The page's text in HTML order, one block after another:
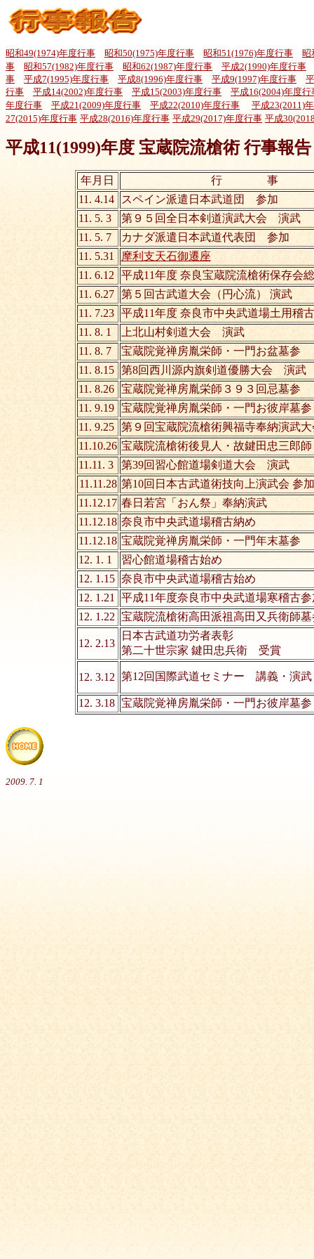
昭和49(1974)年度行事 昭和50(1975)年度行事 昭和51(1976)年度行事
昭
事
昭和57(1982)年度行事 昭和62(1987)年度行事
平成2(1990)年度行事
事
平成7(1995)年度行事 平成8(1996)年度行事 平成9(1997)年度行事
行事
平成14(2002)年度行事 平成15(2003)年度行事
平成16(2004)年度行
年度行事
平成21(2009)年度行事 平成22(2010)年度行事
平成23(2011)
27(2015)年度行事 平成28(2016)年度行事 平成29(2017)年度行事 平成
平成11(1999)年度 宝蔵院流槍術 行事報告
年月日
行 事
11. 4.14 スペイン派遣日本武道団 参加
11. 5. 3
第９５回全日本剣道演武
11. 5. 7
カナダ派遣日本武道代表団 参加
11. 5.31
摩利支天石御遷座
11. 6.12
平成11年度 奈良宝蔵院流槍術保存会
11. 6.27
第５回古武道大会（円心流） 演武
11. 7.23
平成11年度 奈良市中央武道場土用稽
11. 8. 1
上北山村剣道大会 演武
11. 8. 7
宝蔵院覚禅房胤栄師・一門
11. 8.15
第8回西川源内旗剣道優勝
11. 8.26
宝蔵院覚禅房胤栄師３９３
11. 9.19
宝蔵院覚禅房胤栄師・一門お
11. 9.25
第９回宝蔵院流槍術興福寺奉
11.10.26 宝蔵院流槍術後見人・故鍵田忠三郎
11.11. 3
第39回習心館道場剣道大会 演武
11.11.28 第10回日本古武道術技向上演武
11.12.17 春日若宮「おん祭」奉納演武
11.12.18 奈良市中央武道場稽古納め
11.12.18 宝蔵院覚禅房胤栄師・一門
12. 1. 1
習心館道場稽
12. 1.15 奈良市中央武道場稽古始め
12. 1.21
平成11年度奈良市中央武道場寒稽古参
12. 1.22 宝蔵院流槍術高田派祖高田又兵
12. 2.13
日本古武道功労者表彰
第二十世宗家 鍵田忠兵衛 受賞
12. 3.12 第12回国際武道セミナー 講義・演武
12. 3.18 宝蔵院覚禅房胤栄師・一門お
2009. 7. 1